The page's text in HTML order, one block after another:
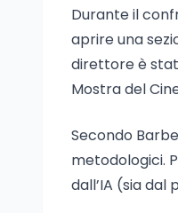
Durante il
aprire una
direttore è
Mostra del
Secondo
metodologici.
dall’IA (sia